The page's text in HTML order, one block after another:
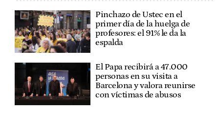
Pinchazo de Ustec en el
primer día de la huelga de
profesores: el 91% le da la
espalda
El Papa recibirá a 47.000
personas en su visita a
Barcelona y valora reunirse
con víctimas de abusos